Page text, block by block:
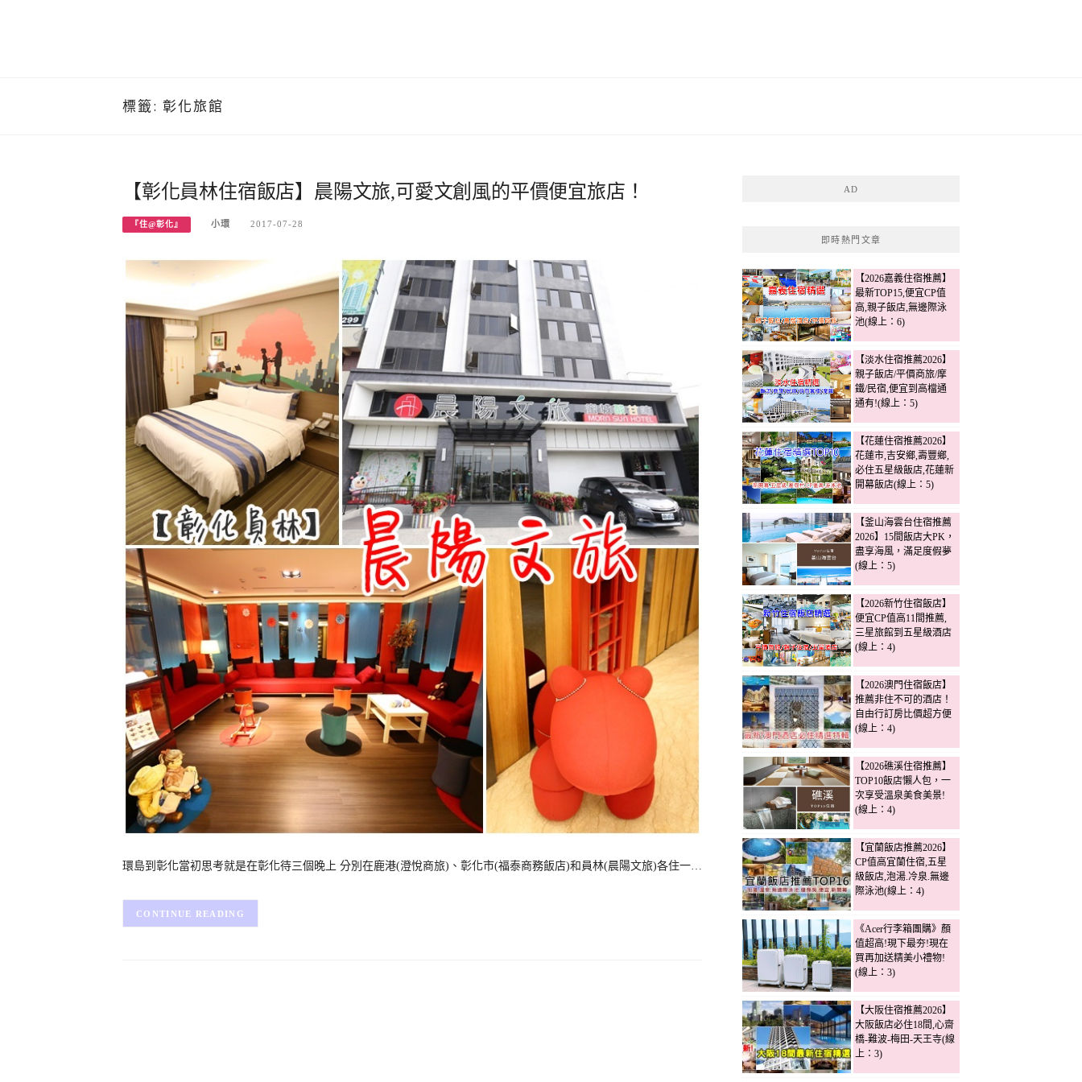
標籤: 彰化旅館
【彰化員林住宿飯店】晨陽文旅,可愛文創風的平價便宜旅店！
『住@彰化』 小環 2017-07-28
環島到彰化當初思考就是在彰化待三個晚上 分別在鹿港(澄悅商旅)、彰化市(福泰商務飯店)和員林(晨陽文旅)各住一…
CONTINUE READING
AD
即時熱門文章
【2026嘉義住宿推薦】
最新TOP15,便宜CP值
高,親子飯店,無邊際泳
池(線上：6)
【淡水住宿推薦2026】
親子飯店/平價商旅/摩
鐵/民宿,便宜到高檔通
通有!(線上：5)
【花蓮住宿推薦2026】
花蓮市,吉安鄉,壽豐鄉,
必住五星級飯店,花蓮新
開幕飯店(線上：5)
【釜山海雲台住宿推薦
2026】15間飯店大PK，
盡享海風，滿足度假夢
(線上：5)
【2026新竹住宿飯店】
便宜CP值高11間推薦,
三星旅館到五星級酒店
(線上：4)
【2026澳門住宿飯店】
推薦非住不可的酒店！
自由行訂房比價超方便
(線上：4)
【2026礁溪住宿推薦】
TOP10飯店懶人包，一
次享受溫泉美食美景!
(線上：4)
【宜蘭飯店推薦2026】
CP值高宜蘭住宿,五星
級飯店,泡湯.冷泉.無邊
際泳池(線上：4)
《Acer行李箱團購》顏
值超高!現下最夯!現在
買再加送精美小禮物!
(線上：3)
【大阪住宿推薦2026】
大阪飯店必住18間,心齋
橋-難波-梅田-天王寺(線
上：3)